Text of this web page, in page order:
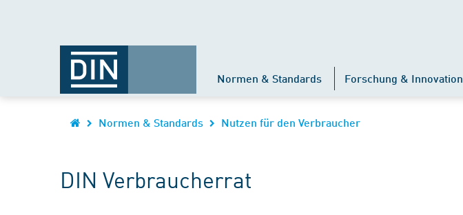
Normen & Standards Forschung & Innovation
Normen & Standards Nutzen für den Verbraucher
DIN Verbraucherrat